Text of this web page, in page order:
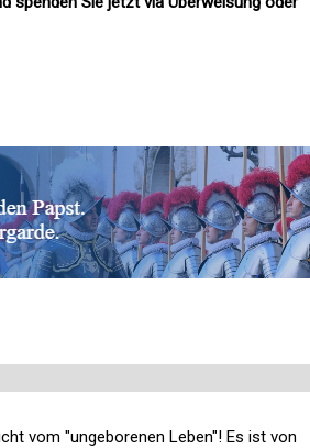
vom "ungeborenen Leben"! Es ist von